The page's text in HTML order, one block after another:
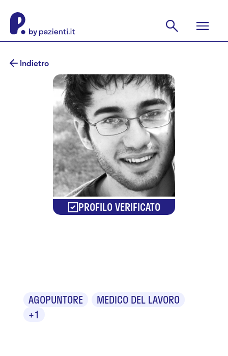
Indietro
PROFILO VERIFICATO
AGOPUNTORE
MEDICO DEL LAVORO
+1